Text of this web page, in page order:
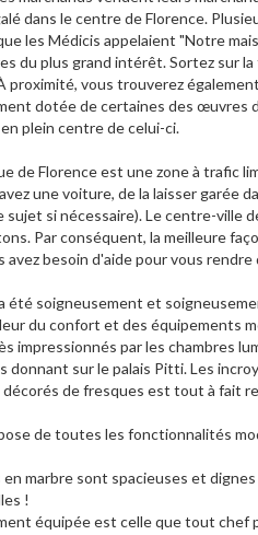
dans le centre de Florence.
les Médicis appelaient "Notre
du plus grand intérêt. Sortez sur
proximité, vous trouverez
dotée de certaines des œuvres
plein centre de celui-ci.
de Florence est une zone à trafic
une voiture, de la laisser garée
sujet si nécessaire). Le centre-ville
Par conséquent, la meilleure
avez besoin d'aide pour vous
été soigneusement et
du confort et des équipements
impressionnés par les chambres
donnant sur le palais Pitti. Les
de fresques est tout à fait
de toutes les fonctionnalités
en marbre sont spacieuses et
!
équipée est celle que tout chef